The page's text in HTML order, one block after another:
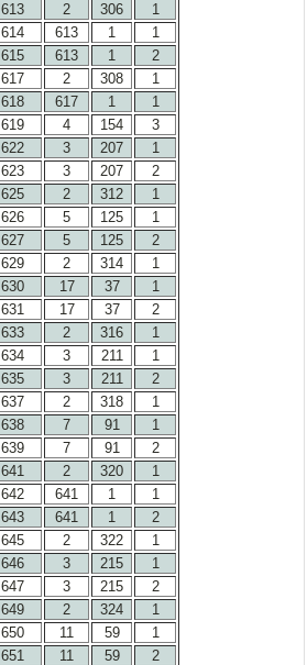
613 2 306
1
614 613 1
1
615 613 1
2
617 2 308
1
618 617 1
1
619 4 154
3
622 3 207
1
623 3 207
2
625 2 312
1
626 5 125
1
627 5 125
2
629 2 314
1
630 17 37
1
631 17 37
2
633 2 316
1
634 3 211
1
635 3 211
2
637 2 318
1
638 7 91
1
639 7 91
2
641 2 320
1
642 641 1
1
643 641 1
2
645 2 322
1
646 3 215
1
647 3 215
2
649 2 324
1
650 11 59
1
651 11 59
2